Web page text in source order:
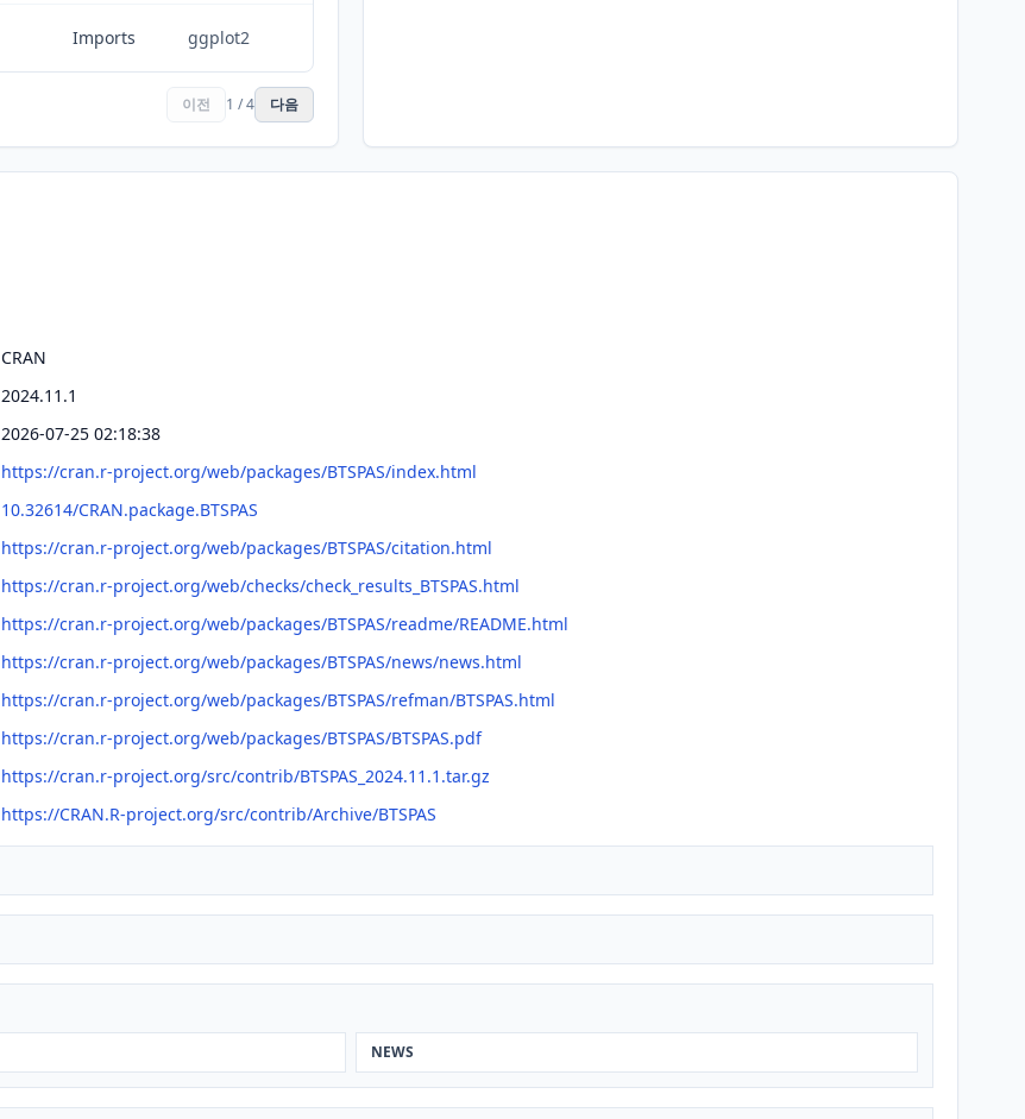
Imports ggplot2
이전 1 / 4 다음
CRAN
2024.11.1
2026-07-25 02:18:38
https://cran.r-project.org/web/packages/BTSPAS/index.html
10.32614/CRAN.package.BTSPAS
https://cran.r-project.org/web/packages/BTSPAS/citation.html
https://cran.r-project.org/web/checks/check_results_BTSPAS.html
https://cran.r-project.org/web/packages/BTSPAS/readme/README.html
https://cran.r-project.org/web/packages/BTSPAS/news/news.html
https://cran.r-project.org/web/packages/BTSPAS/refman/BTSPAS.html
https://cran.r-project.org/web/packages/BTSPAS/BTSPAS.pdf
https://cran.r-project.org/src/contrib/BTSPAS_2024.11.1.tar.gz
https://CRAN.R-project.org/src/contrib/Archive/BTSPAS
NEWS